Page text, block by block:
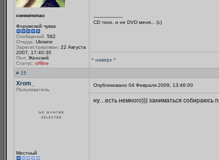
синкипопас
Форумский чувак
Сообщений: 582
Откуда: Ukraine
Зарегистрирован: 22 Августа
2007, 17:40:30
Пол: Женский
Статус: offline
--------------------
CD тихо, и не DVD меня... (с)
^ наверх ^
# 15
Xrom_
Пользователь
Местный
Опубликовано 04 Февраля 2009, 13:46:00
ну....есть немного))) заниматься собираюсь